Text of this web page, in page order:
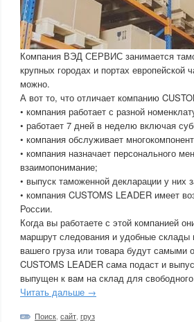
Компания ВЭД СЕРВИС занимается
крупных городах и портах европейской
можно.
А вот то, что отличает компанию
• компания работает с разной
• работает 7 дней в неделю включая
• компания обслуживает
• компания назначает персонального
взаимопонимание;
• выпуск таможенной декларации у них
• компания CUSTOMS LEADER имеет
России.
Когда вы работаете с этой компанией
маршрут следования и удобные склады
вашего груза или товара будут
CUSTOMS LEADER сама подаст и
выпущен к вам на склад для
Читать дальше →
Поиск сайт груз